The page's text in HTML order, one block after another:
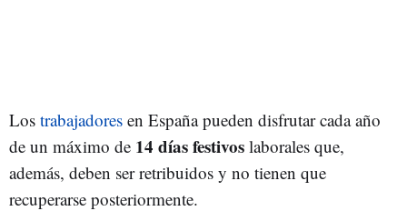
Los trabajadores en España pueden disfrutar cada año
de un máximo de 14 días festivos laborales que,
además, deben ser retribuidos y no tienen que
recuperarse posteriormente.